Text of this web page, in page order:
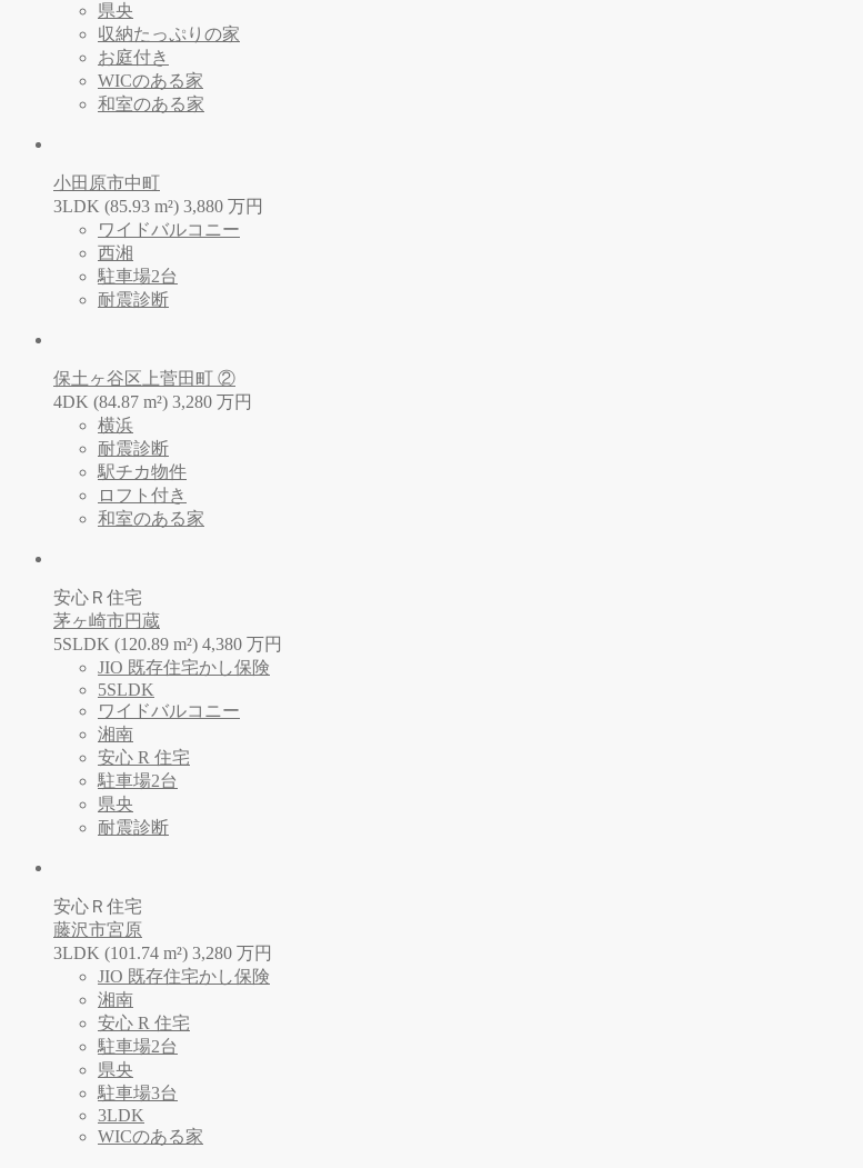
県央
収納たっぷりの家
お庭付き
WICのある家
和室のある家
小田原市中町
3LDK (85.93 m²) 3,880 万円
ワイドバルコニー
西湘
駐車場2台
耐震診断
保土ヶ谷区上菅田町 ②
4DK (84.87 m²) 3,280 万円
横浜
耐震診断
駅チカ物件
ロフト付き
和室のある家
安心Ｒ住宅
茅ヶ崎市円蔵
5SLDK (120.89 m²) 4,380 万円
JIO 既存住宅かし保険
5SLDK
ワイドバルコニー
湘南
安心 R 住宅
駐車場2台
県央
耐震診断
安心Ｒ住宅
藤沢市宮原
3LDK (101.74 m²) 3,280 万円
JIO 既存住宅かし保険
湘南
安心 R 住宅
駐車場2台
県央
駐車場3台
3LDK
WICのある家